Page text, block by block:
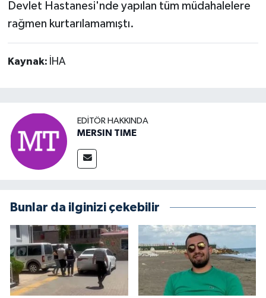
Devlet Hastanesi'nde yapılan tüm müdahalelere
rağmen kurtarılamamıştı.
Kaynak: İHA
EDITÖR HAKKINDA
MERSIN TIME
Bunlar da ilginizi çekebilir